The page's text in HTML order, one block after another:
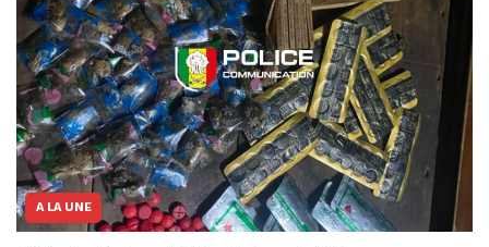
A LA UNE